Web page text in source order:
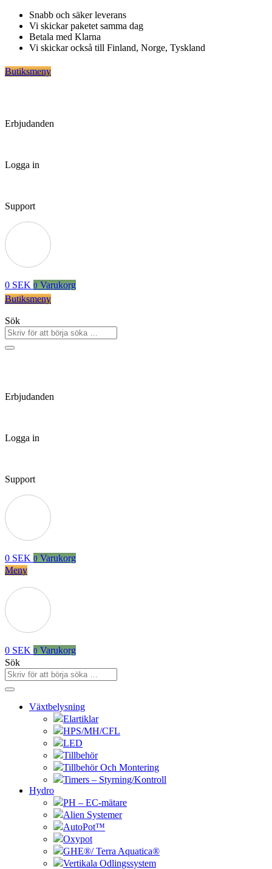
Hoppa
innehåll
Snabb och säker leverans
Vi skickar paketet samma dag
Betala med Klarna
Vi skickar också till Finland, Norge, Tyskland
Butiksmeny
Erbjudanden
Logga in
Support
0 SEK 0 Varukorg
Butiksmeny
Sök
Erbjudanden
Logga in
Support
0 SEK 0 Varukorg
Meny
0 SEK 0 Varukorg
Sök
Växtbelysning
Elartiklar
HPS/MH/CFL
LED
Tillbehör
Tillbehör Och Montering
Timers – Styrning/Kontroll
Hydro
PH – EC-mätare
Alien Systemer
AutoPot™
Oxypot
GHE®/ Terra Aquatica®
Vertikala Odlingssystem